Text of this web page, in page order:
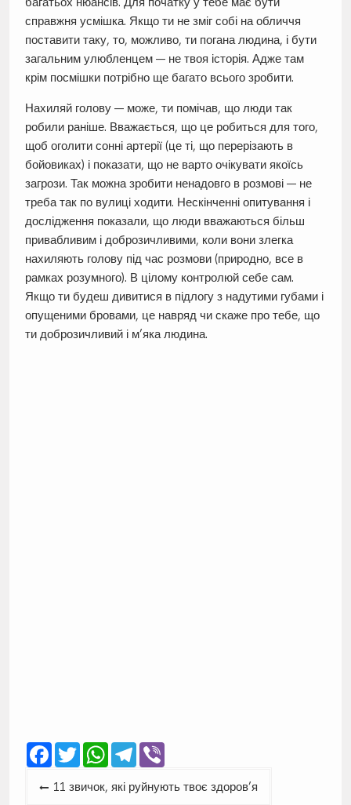
справжня усмішка. Якщо ти не зміг собі на обличчя
поставити таку, то, можливо, ти погана людина, і бути
загальним улюбленцем — не твоя історія. Адже там
крім посмішки потрібно ще багато всього зробити.
Нахиляй голову — може, ти помічав, що люди так
робили раніше. Вважається, що це робиться для того,
щоб оголити сонні артерії (це ті, що перерізають в
бойовиках) і показати, що не варто очікувати якоїсь
загрози. Так можна зробити ненадовго в розмові — не
треба так по вулиці ходити. Нескінченні опитування і
дослідження показали, що люди вважаються більш
привабливим і доброзичливими, коли вони злегка
нахиляють голову під час розмови (природно, все в
рамках розумного). В цілому контролюй себе сам.
Якщо ти будеш дивитися в підлогу з надутими губами і
опущеними бровами, це навряд чи скаже про тебе, що
ти доброзичливий і м’яка людина.
Facebook
TwitterWhatsApp
Telegram
Viber
Навігація
11 звичок, які руйнують твоє здоров’я